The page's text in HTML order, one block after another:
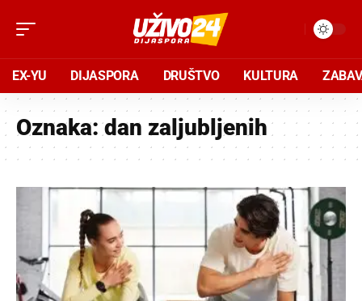
EX-YU DIJASPORA DRUŠTVO KULTURA
Oznaka:dan zaljubljenih